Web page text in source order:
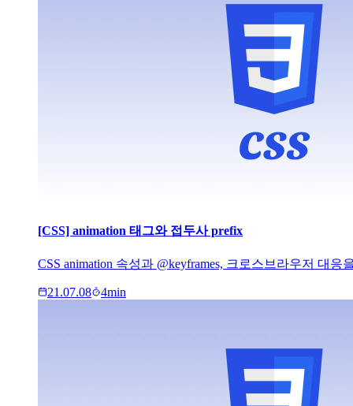
[CSS] animation 태그와 접두사 prefix
CSS animation 속성과 @keyframes, 크로스브라우저 대
21.07.08 4min